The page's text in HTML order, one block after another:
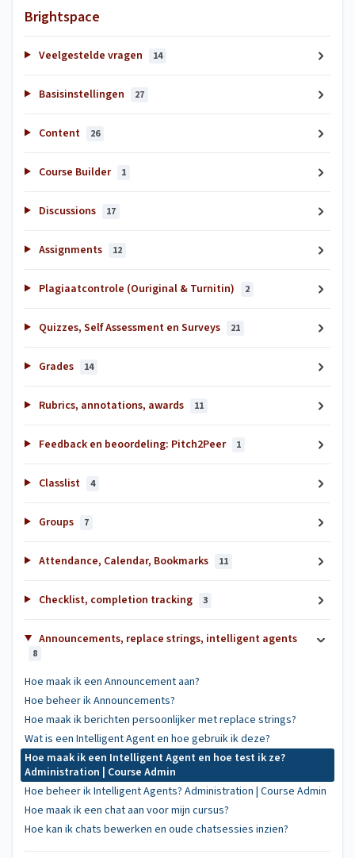
Brightspace
Veelgestelde vragen 14
Basisinstellingen 27
Content 26
Course Builder 1
Discussions 17
Assignments 12
Plagiaatcontrole (Ouriginal & Turnitin) 2
Quizzes, Self Assessment en Surveys 21
Grades 14
Rubrics, annotations, awards 11
Feedback en beoordeling: Pitch2Peer 1
Classlist 4
Groups 7
Attendance, Calendar, Bookmarks 11
Checklist, completion tracking 3
Announcements, replace strings, intelligent agents
8
Hoe maak ik een Announcement aan?
Hoe beheer ik Announcements?
Hoe maak ik berichten persoonlijker met replace strings?
Wat is een Intelligent Agent en hoe gebruik ik deze?
Hoe maak ik een Intelligent Agent en hoe test ik ze?
Administration | Course Admin
Hoe beheer ik Intelligent Agents? Administration | Course Admin
Hoe maak ik een chat aan voor mijn cursus?
Hoe kan ik chats bewerken en oude chatsessies inzien?